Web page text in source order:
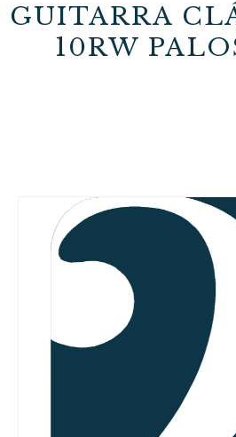
GUITARRA
10RW